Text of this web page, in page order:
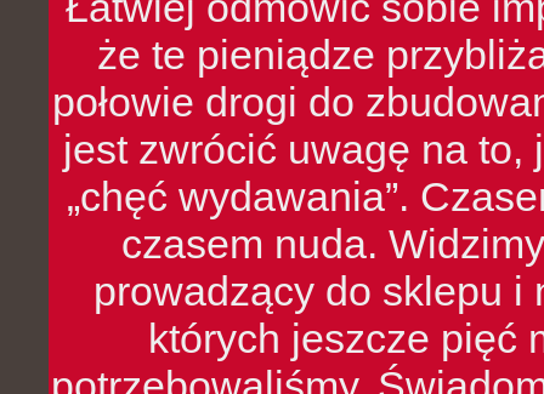
że te pieniądze
połowie drogi do
jest zwrócić uwagę na to,
„chęć wydawania”.
czasem nuda.
prowadzący do sklepu i
których jeszcze pięć